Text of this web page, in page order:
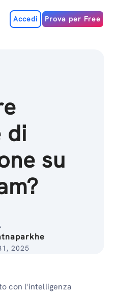
Accedi Prova per Free
di
su
2025
con l'intelligenza